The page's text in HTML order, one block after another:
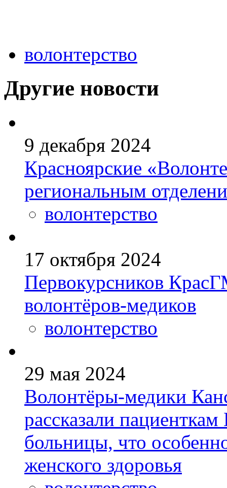
волонтерство
Другие новости
9 декабря 2024
Красноярские
региональным
волонтерство
17 октября 2024
Первокурсников
волонтёров-медиков
волонтерство
29 мая 2024
Волонтёры-медики
рассказали
больницы, что
женского здоровья